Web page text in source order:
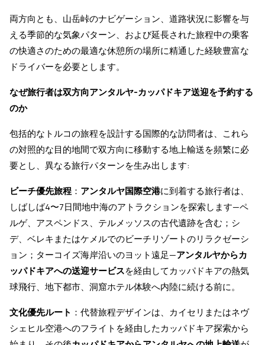
両方向とも、山岳峠のナビゲーション、道路状況に影響を与
える季節的な気象パターン、および延長された旅程中の乗客
の快適さのための最適な休憩所の場所に精通した経験豊富な
ドライバーを必要とします。
なぜ旅行者は双方向アンタルヤ-カッパドキア送迎を予約する
のか
包括的なトルコの旅程を設計する国際的な訪問者は、これら
の対照的な目的地間で双方向に移動する地上輸送を頻繁に必
要とし、異なる旅行パターンを生み出します:
ビーチ優先旅程 ： アンタルヤ国際空港に到着する旅行者は、
しばしば4〜7日間地中海のアトラクションを探索します—ペ
ルゲ、アスペンドス、テルメッソスの古代遺跡を含む；シ
デ、ベレキまたはケメルでのビーチリゾートのリラクゼーシ
ョン；ターコイズ海岸沿いのヨット遠足—アンタルヤからカ
ッパドキアへの送迎サービスを経由してカッパドキアの熱気
球飛行、地下都市、洞窟ホテル体験へ内陸に続ける前に。
文化優先ルート ：代替旅程デザインは、カイセリまたはネヴ
シェヒル空港へのフライトを経由したカッパドキア探索から